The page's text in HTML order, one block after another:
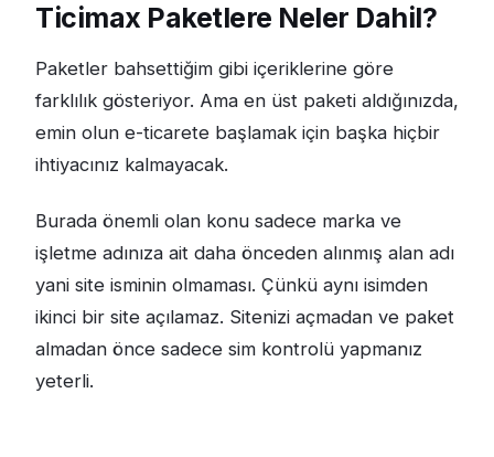
Ticimax Paketlere Neler Dahil?
Paketler bahsettiğim gibi içeriklerine göre
farklılık gösteriyor. Ama en üst paketi aldığınızda,
emin olun e-ticarete başlamak için başka hiçbir
ihtiyacınız kalmayacak.
Burada önemli olan konu sadece marka ve
işletme adınıza ait daha önceden alınmış alan adı
yani site isminin olmaması. Çünkü aynı isimden
ikinci bir site açılamaz. Sitenizi açmadan ve paket
almadan önce sadece sim kontrolü yapmanız
yeterli.